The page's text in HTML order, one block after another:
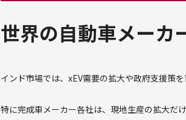
世界の自動車メーカ
インド市場では、xEV需要の拡大や政府支援策
特に完成車メーカー各社は、現地生産の拡大だ